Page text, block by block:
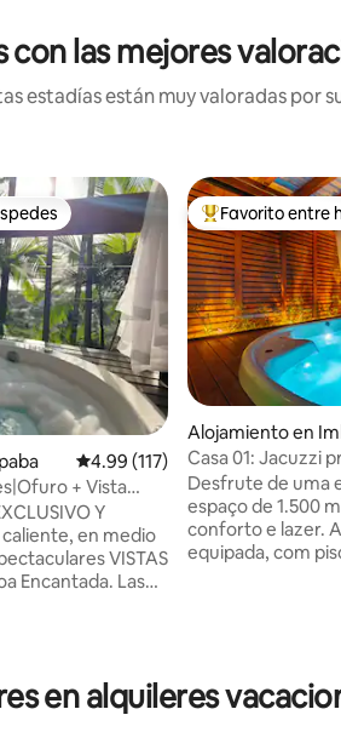
con las mejores
estadías están muy valoradas por
reseñas
preferido
Calificación promedio: 4.99 de
4.99 (117)
+ Vista
Y
caliente, en medio
VISTAS
Encantada. Las
la otra con dos
por
Favorito entre
Favorito entre
Alojamiento en
Casa 01: Jacuzzi
la laguna
Desfrute de uma
espaço de 1.500
conforto e lazer.
equipada, com
apenas 2 km da
propriedade está
en alquileres